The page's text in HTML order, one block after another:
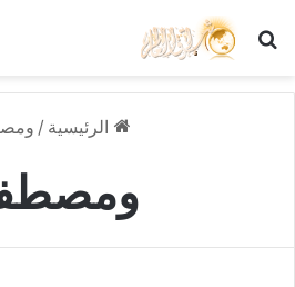
بحث عن
الرئيسية /